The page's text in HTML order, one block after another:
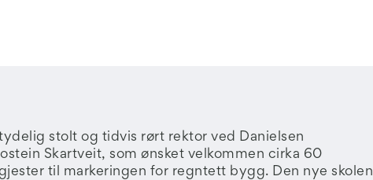
stolt og tidvis rørt rektor ved Danielsen
Skartveit, som ønsket velkommen cirka 60
til markeringen for regntett bygg. Den nye skolen